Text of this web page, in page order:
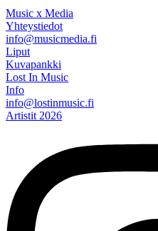
Music x Media
Yhteystiedot
info@musicmedia.fi
Liput
Kuvapankki
Lost In Music
Info
info@lostinmusic.fi
Artistit 2026